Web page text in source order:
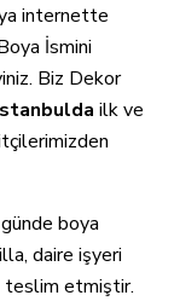
internette
İsmini
Biz Dekor
ilk ve
boya
daire işyeri
teslim etmiştir.